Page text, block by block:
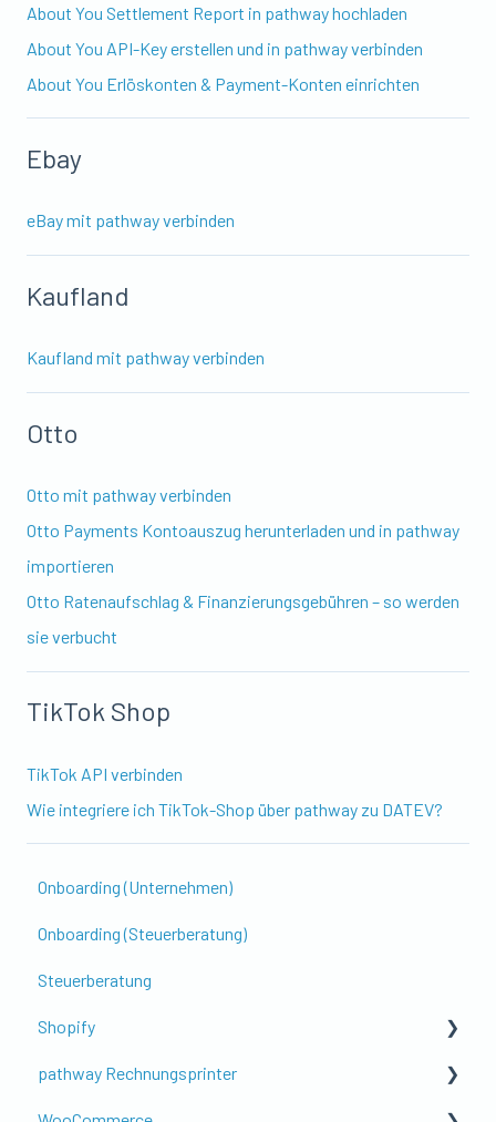
About You Settlement Report in pathway hochladen
About You API-Key erstellen und in pathway verbinden
About You Erlöskonten & Payment-Konten einrichten
Ebay
eBay mit pathway verbinden
Kaufland
Kaufland mit pathway verbinden
Otto
Otto mit pathway verbinden
Otto Payments Kontoauszug herunterladen und in pathway
importieren
Otto Ratenaufschlag & Finanzierungsgebühren – so werden
sie verbucht
TikTok Shop
TikTok API verbinden
Wie integriere ich TikTok-Shop über pathway zu DATEV?
Onboarding (Unternehmen)
Onboarding (Steuerberatung)
Steuerberatung
Shopify
Erste Schritte & Einrichtung
pathway Rechnungsprinter